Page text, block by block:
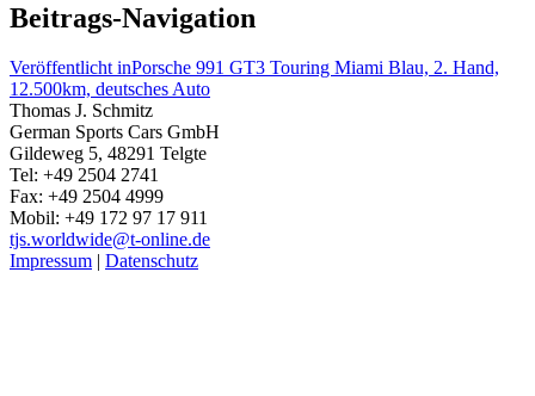
Beitrags-Navigation
Veröffentlicht inPorsche 991 GT3 Touring Miami Blau, 2. Hand,
12.500km, deutsches Auto
Thomas J. Schmitz
German Sports Cars GmbH
Gildeweg 5, 48291 Telgte
Tel: +49 2504 2741
Fax: +49 2504 4999
Mobil: +49 172 97 17 911
tjs.worldwide@t-online.de
Impressum | Datenschutz